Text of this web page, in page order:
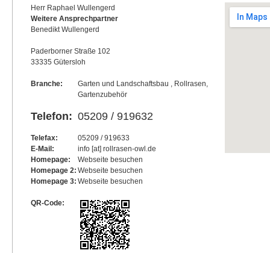
Herr Raphael Wullengerd
Weitere Ansprechpartner
Benedikt Wullengerd
Paderborner Straße 102
33335 Gütersloh
Branche:
Garten und Landschaftsbau , Rollrasen,
Gartenzubehör
Telefon: 05209 / 919632
Telefax:
05209 / 919633
E-Mail:
info [at] rollrasen-owl.de
Homepage:
Webseite besuchen
Homepage 2: Webseite besuchen
Homepage 3: Webseite besuchen
QR-Code: